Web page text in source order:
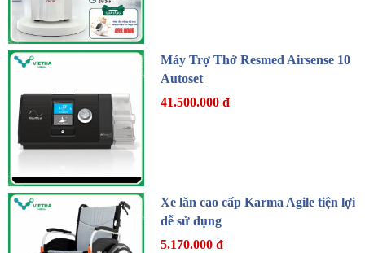
Máy Trợ Thở Resmed Airsense 10
Autoset
41.500.000 đ
Xe lăn cao cấp Karma Agile tiện lợi
dễ sử dụng
5.170.000 đ